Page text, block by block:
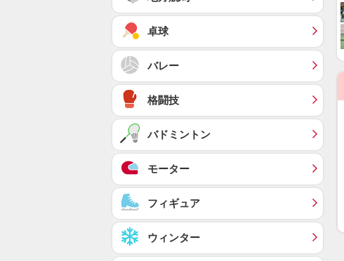
卓球
バレー
格闘技
バドミントン
モーター
フィギュア
ウィンター